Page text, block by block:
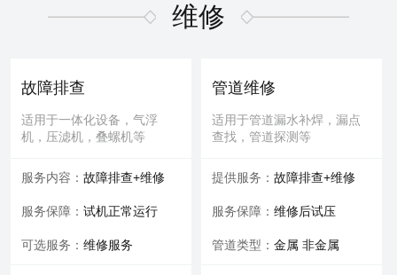
维修
故障排查
适用于一体化设备，气浮
机，压滤机，叠螺机等
服务内容： 故障排查+维修
服务保障： 试机正常运行
可选服务： 维修服务
管道维修
适用于管道漏水补焊，漏点
查找，管道探测等
提供服务： 故障排查+维修
服务保障： 维修后试压
管道类型： 金属 非金属